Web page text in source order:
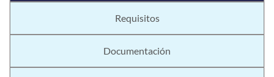
Requisitos
Documentación